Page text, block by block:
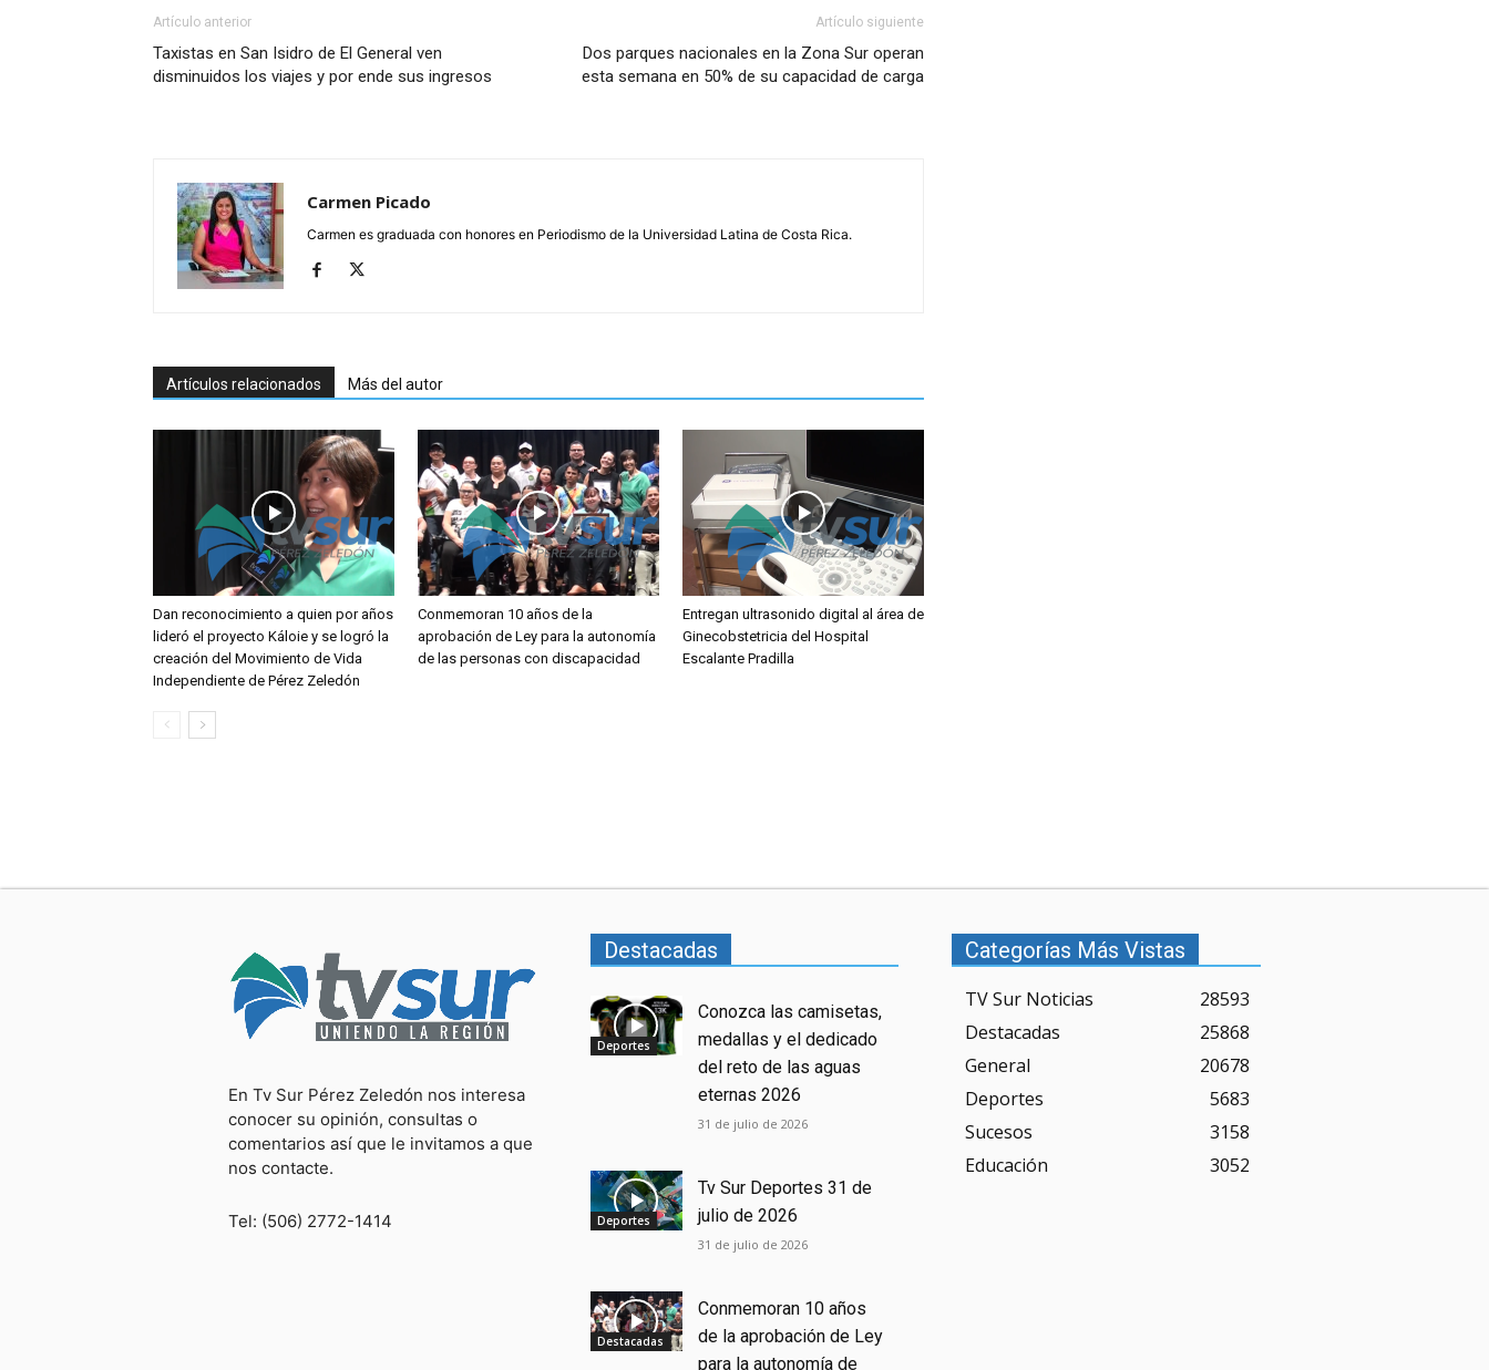
Artículo anterior
Taxistas en San Isidro de El General ven
disminuidos los viajes y por ende sus ingresos
Artículo siguiente
Dos parques nacionales en la Zona Sur operan
esta semana en 50% de su capacidad de carga
Carmen Picado
Carmen es graduada con honores en Periodismo de la Universidad Latina de Costa Rica.
Artículos relacionados Más del autor
Dan reconocimiento a quien por años
lideró el proyecto Káloie y se logró la
creación del Movimiento de Vida
Independiente de Pérez Zeledón
Conmemoran 10 años de la
aprobación de Ley para la autonomía
de las personas con discapacidad
Entregan ultrasonido digital al área de
Ginecobstetricia del Hospital
Escalante Pradilla
En Tv Sur Pérez Zeledón nos interesa
conocer su opinión, consultas o
comentarios así que le invitamos a que
nos contacte.
Tel: (506) 2772-1414
Destacadas
Deportes
Conozca las camisetas,
medallas y el dedicado
del reto de las aguas
eternas 2026
31 de julio de 2026
Deportes
Tv Sur Deportes 31 de
julio de 2026
31 de julio de 2026
Destacadas
Conmemoran 10 años
de la aprobación de Ley
para la autonomía de
Categorías Más Vistas
TV Sur Noticias
28593
Destacadas
25868
General
20678
Deportes
5683
Sucesos
3158
Educación
3052